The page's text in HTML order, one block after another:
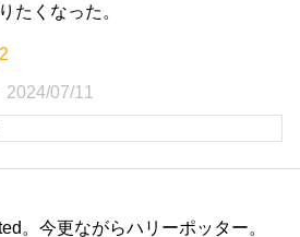
たくなった。
2024/07/11
。今更ながらハリーポッター。